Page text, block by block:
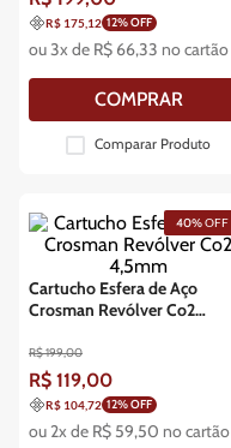
R$ 175,12 12% OFF
ou3x de R$ 66,33 no cartão
COMPRAR
Comparar Produto
Cartucho Esfera de Aço
Crosman Revólver Co2
R$199,00
R$ 119,00
40%OFF
R$ 104,72 12% OFF
ou 2x de R$ 59,50 no cartão